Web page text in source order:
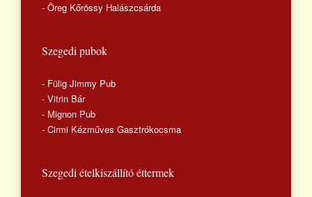
- Öreg Kőrössy Halászcsárda
Szegedi pubok
- Fülig Jimmy Pub
- Vitrin Bár
- Mignon Pub
- Cirmi Kézműves Gasztrókocsma
Szegedi ételkiszállító éttermek